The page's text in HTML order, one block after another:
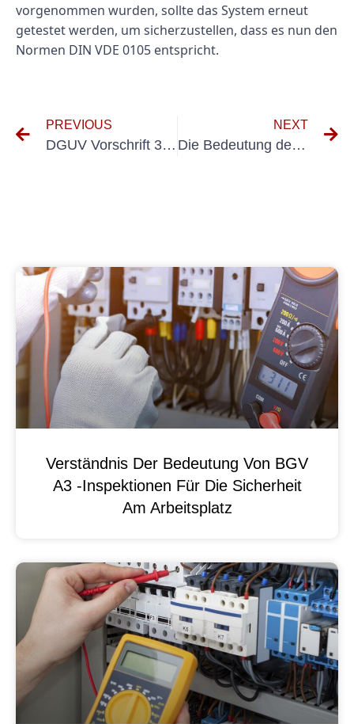
vorgenommen wurden, sollte das System erneut
getestet werden, um sicherzustellen, dass es nun den
Normen DIN VDE 0105 entspricht.
PREVIOUS
DGUV Vorschrift 3 und DIN VDE 701/702 verstehen: Ein umfassender Ratgeber
NEXT
Die Bedeutung der regelmäßigen Tafelprüfung im industriellen Umfeld
Verständnis Der Bedeutung Von BGV
A3 -Inspektionen Für Die Sicherheit
Am Arbeitsplatz